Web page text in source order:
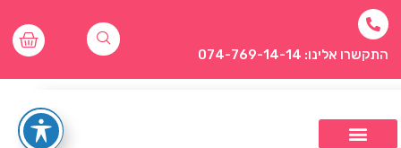
התקשרו אלינו: 074-769-14-14